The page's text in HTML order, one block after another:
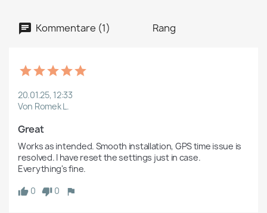
Kommentare (1) Rang
20.01.25, 12:33
Von Romek L.
Great
Works as intended. Smooth installation, GPS time issue is
resolved. I have reset the settings just in case.
Everything's fine.
0
0